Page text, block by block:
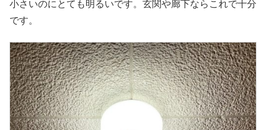
小さいのにとても明るいです。玄関や廊下ならこれで十分
です。